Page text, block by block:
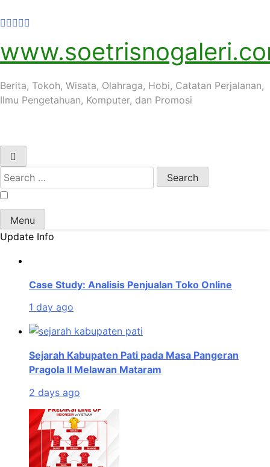
Berita, Tokoh, Wisata, Olahraga, Hobi, Catatan Perjalanan,
Ilmu Pengetahuan, Komputer, dan Promosi
Search
for:
Menu
Update Info
Case Study: Analisis Penjualan Toko Online
1 day ago
Sejarah Kabupaten Pati pada Masa Pangeran
Pragola II Melawan Mataram
2 days ago